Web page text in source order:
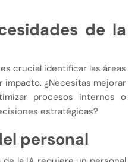
de la
crucial identificar las áreas
impacto. ¿Necesitas mejorar
procesos internos o
estratégicas?
personal